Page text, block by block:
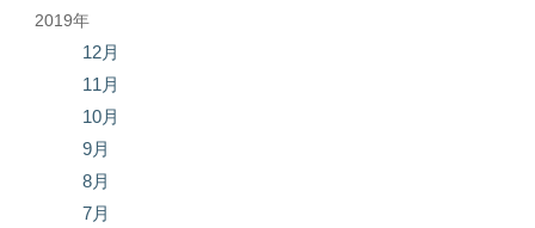
2019年
12月
11月
10月
9月
8月
7月